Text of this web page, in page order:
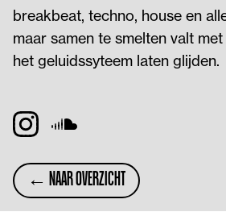
breakbeat, techno, house en
maar samen te smelten valt
het geluidssyteem laten glijden.
← NAAR OVERZICHT